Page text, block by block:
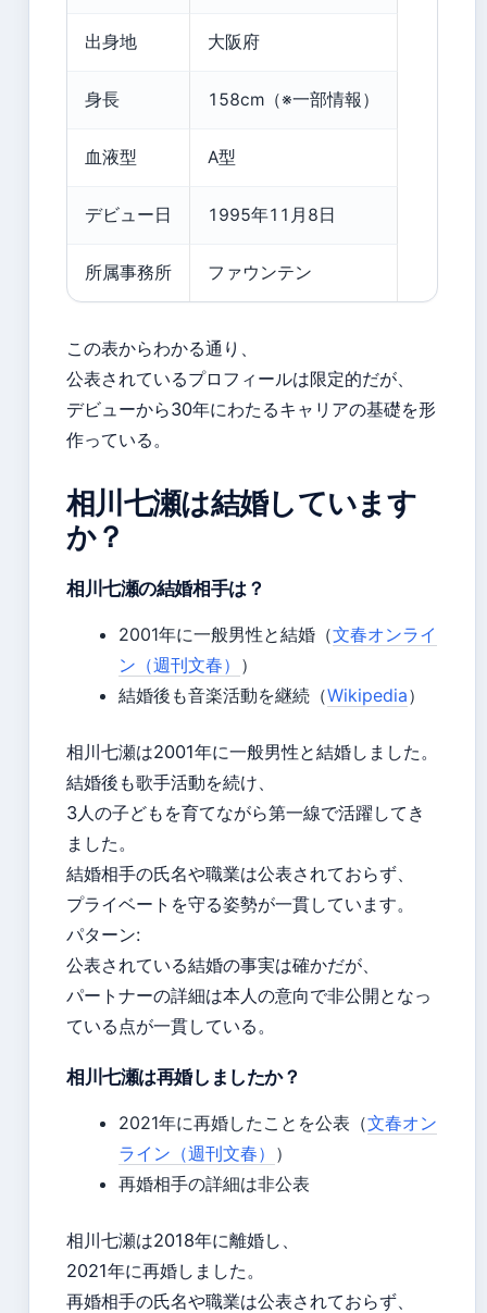
出身地 大阪府
身長 158cm（※一部情報）
血液型 A型
デビュー日 1995年11月8日
所属事務所 ファウンテン
この表からわかる通り、
公表されているプロフィールは限定的だが、
デビューから30年にわたるキャリアの基礎を形
作っている。
相川七瀬は結婚しています
か？
相川七瀬の結婚相手は？
2001年に一般男性と結婚（文春オンライ
ン（週刊文春） ）
結婚後も音楽活動を継続（Wikipedia）
相川七瀬は2001年に一般男性と結婚しました。
結婚後も歌手活動を続け、
3人の子どもを育てながら第一線で活躍してき
ました。
結婚相手の氏名や職業は公表されておらず、
プライベートを守る姿勢が一貫しています。
パターン:
公表されている結婚の事実は確かだが、
パートナーの詳細は本人の意向で非公開となっ
ている点が一貫している。
相川七瀬は再婚しましたか？
2021年に再婚したことを公表（文春オン
ライン（週刊文春） ）
再婚相手の詳細は非公表
相川七瀬は2018年に離婚し、
2021年に再婚しました。
再婚相手の氏名や職業は公表されておらず、